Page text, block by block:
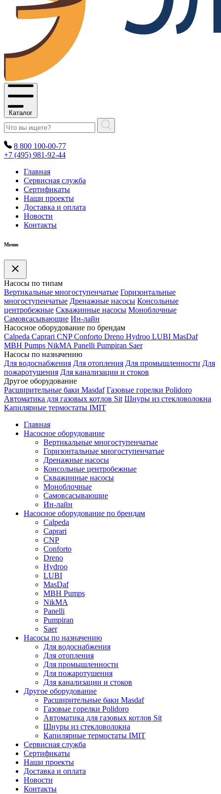
Каталог
8 800 100-00-77
+7 (495) 981-92-44
Главная
Сервисная служба
Сертификаты
Наши проекты
Доставка и оплата
Новости
Контакты
Меню
Насосы по типам
Вертикальные многоступенчатые Горизонтальные
многоступенчатые Дренажные насосы Консольные
центробежные Скважинные насосы Моноблочные
Самовсасывающие Ин-лайн
Насосное оборудование по брендам
Calpeda Caprari CNP Conforto Dreno Hydroo LUBI MasDaf
MBH Pumps NikMA Panelli Pumpiran Saer
Насосы по назначению
Для водоснабжения Для отопления Для промышленности Для
пожаротушения Для канализации и стоков
Другое оборудование
Расширительные баки Masdaf Газовые горелки Polidoro
Автоматика для газовых котлов Sit Шнуры из стекловолокна
Капилярные термостаты IMIT
Главная
Насосное оборудование
Вертикальные многоступенчатые
Горизонтальные многоступенчатые
Дренажные насосы
Консольные центробежные
Скважинные насосы
Моноблочные
Самовсасывающие
Ин-лайн
Насосное оборудование по брендам
Calpeda
Caprari
CNP
Conforto
Dreno
Hydroo
LUBI
MasDaf
MBH Pumps
NikMA
Panelli
Pumpiran
Saer
Насосы по назначению
Для водоснабжения
Для отопления
Для промышленности
Для пожаротушения
Для канализации и стоков
Другое оборудование
Расширительные баки Masdaf
Газовые горелки Polidoro
Автоматика для газовых котлов Sit
Шнуры из стекловолокна
Капилярные термостаты IMIT
Сервисная служба
Сертификаты
Наши проекты
Доставка и оплата
Новости
Контакты